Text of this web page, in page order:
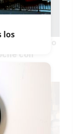
del Tío
con
los